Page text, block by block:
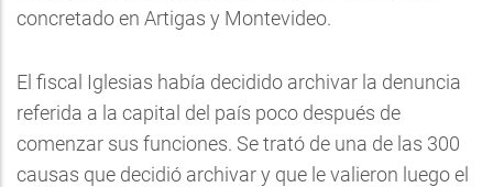
concretado en Artigas y Montevideo.
El fiscal Iglesias había decidido archivar la denuncia
referida a la capital del país poco después de
comenzar sus funciones. Se trató de una de las 300
causas que decidió archivar y que le valieron luego el